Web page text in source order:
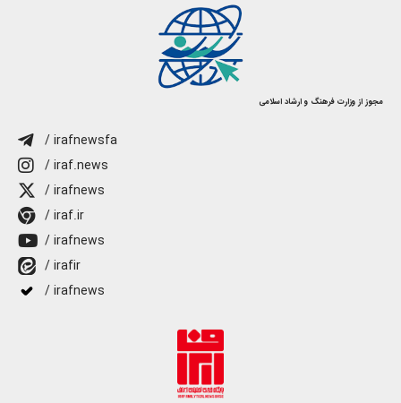
مجوز از وزارت فرهنگ و ارشاد اسلامی
/ irafnewsfa
/ iraf.news
/ irafnews
/ iraf.ir
/ irafnews
/ irafir
/ irafnews